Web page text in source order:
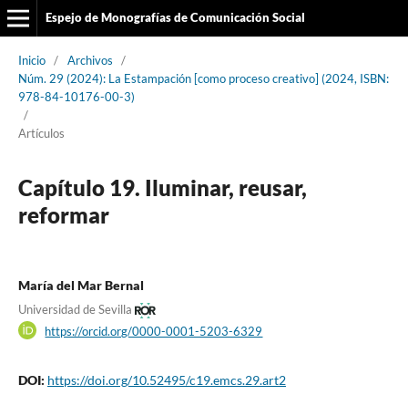
Espejo de Monografías de Comunicación Social
Inicio / Archivos
/
Núm. 29 (2024): La Estampación [como proceso creativo] (2024, ISBN:
978-84-10176-00-3)
/
Artículos
Capítulo 19. Iluminar, reusar,
reformar
María del Mar Bernal
Universidad de Sevilla
https://orcid.org/0000-0001-5203-6329
DOI: https://doi.org/10.52495/c19.emcs.29.art2